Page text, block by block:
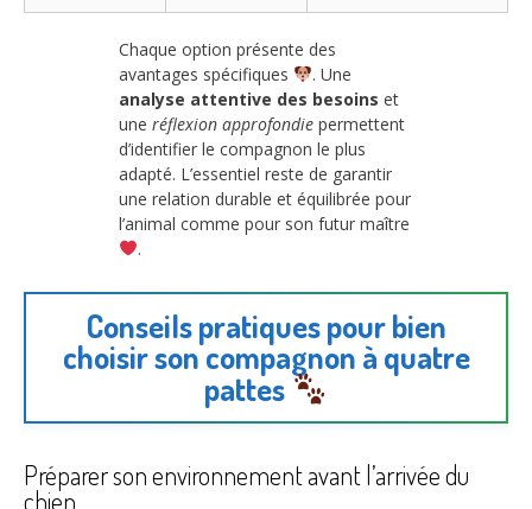
Chaque option présente des
avantages spécifiques
. Une
analyse attentive des besoins et
une réflexion approfondie permettent
d’identifier le compagnon le plus
adapté. L’essentiel reste de garantir
une relation durable et équilibrée pour
l’animal comme pour son futur maître
.
Conseils pratiques pour bien
choisir son compagnon à quatre
pattes
Préparer son environnement avant l’arrivée du
chien